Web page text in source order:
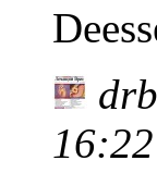
16:22